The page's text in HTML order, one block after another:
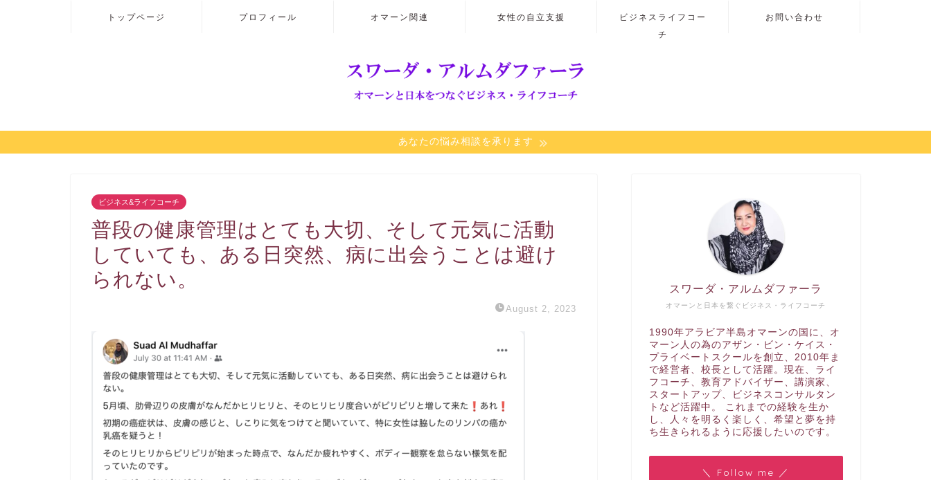
トップページ プロフィール オマーン関連 女性の自立支援
ビジネスライフコー
チ
お問い合わせ
あなたの悩み相談を承ります
ビジネス&ライフコーチ
普段の健康管理はとても大切、そして元気に活動
していても、ある日突然、病に出会うことは避け
られない。
August 2, 2023 オマーンと日本を繋ぐビジネス・ライフコーチ
スワーダ・アルムダファーラ
1990年アラビア半島オマーンの国に、オ
マーン人の為のアザン・ビン・ケイス・
プライベートスクールを創立、2010年ま
で経営者、校長として活躍。現在、ライ
フコーチ、教育アドバイザー、講演家、
スタートアップ、ビジネスコンサルタン
トなど活躍中。 これまでの経験を生か
し、人々を明るく楽しく、希望と夢を持
ち生きられるように応援したいのです。
＼ Follow me ／